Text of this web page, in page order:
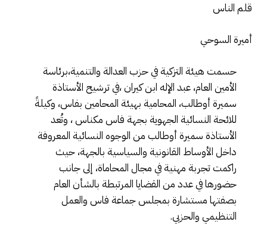
قلم الناس
أميرة السوحي
حسمت هيئة التزكية في حزب العدالة والتنمية،برئاسة
الأمين العام، عبد الإله ابن كيران ،في ترشيح الأستاذة
سميرة أوطالب، المحامية بهيئة المحامين بفاس، وكيلةً
للائحة النسائية الجهوية بجهة فاس مكناس ، وتُعد
الأستاذة سميرة أوطالب من الوجوه النسائية المعروفة
داخل الأوساط القانونية والسياسية بالجهة، حيث
راكمت تجربة مهنية في مجال المحاماة، إلى جانب
حضورها في عدد من القضايا المرتبطة بالشأن العام
بصفتها مستشارة بمجلس جماعة فاس والعمل
التنظيمي والحزبي.